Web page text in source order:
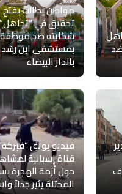
مواطن يطالب بفتح
تحقيق في “تجاهل”
شكايته ضد موظفة
بمستشفى ابن رشد
بالدار البيضاء
فيديو يوثق
قناة إسبانية
حول أزمة الهجرة
المحتلة يثير جدلاً